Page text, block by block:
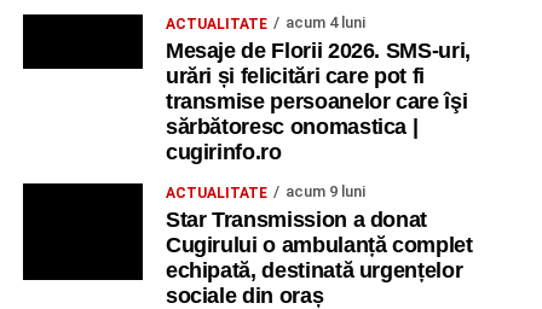
ACTUALITATE acum 4 luni
Mesaje de Florii 2026. SMS-uri,
urări și felicitări care pot fi
transmise persoanelor care îşi
sărbătoresc onomastica |
cugirinfo.ro
ACTUALITATE acum 9 luni
Star Transmission a donat
Cugirului o ambulanță complet
echipată, destinată urgențelor
sociale din oraș